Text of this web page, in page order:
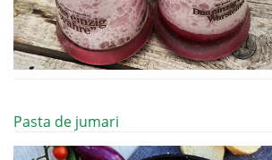
Pasta de jumari